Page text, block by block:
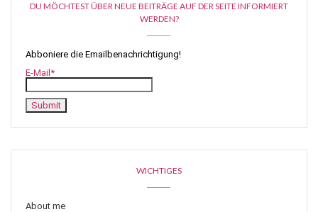
DU MÖCHTEST ÜBER NEUE BEITRÄGE AUF DER SEITE INFORMIERT
WERDEN?
Abboniere die Emailbenachrichtigung!
E-Mail*
WICHTIGES
About me